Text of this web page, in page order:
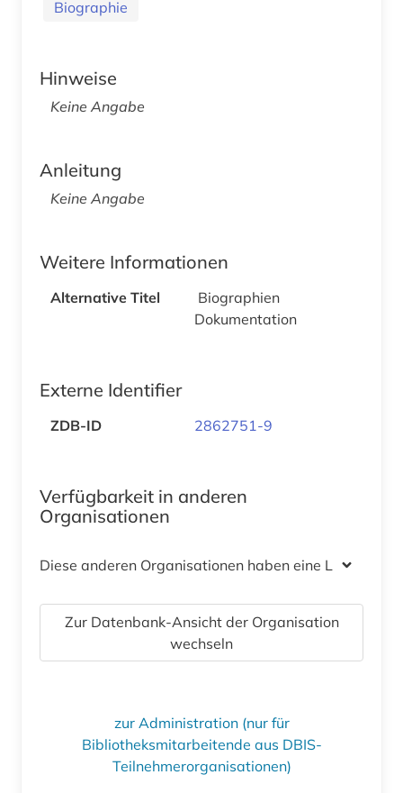
Biographie
Hinweise
Keine Angabe
Anleitung
Keine Angabe
Weitere Informationen
Alternative Titel
Biographien
Dokumentation
Externe Identifier
ZDB-ID 2862751-9
Verfügbarkeit in anderen
Organisationen
Diese anderen Organisationen haben eine Lizenz
Zur Datenbank-Ansicht der Organisation
wechseln
zur Administration (nur für
Bibliotheksmitarbeitende aus DBIS-
Teilnehmerorganisationen)